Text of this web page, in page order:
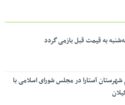
به قیمت قبل بازمی گردد
شهرستان آستارا در مجلس شورای اسلامی با